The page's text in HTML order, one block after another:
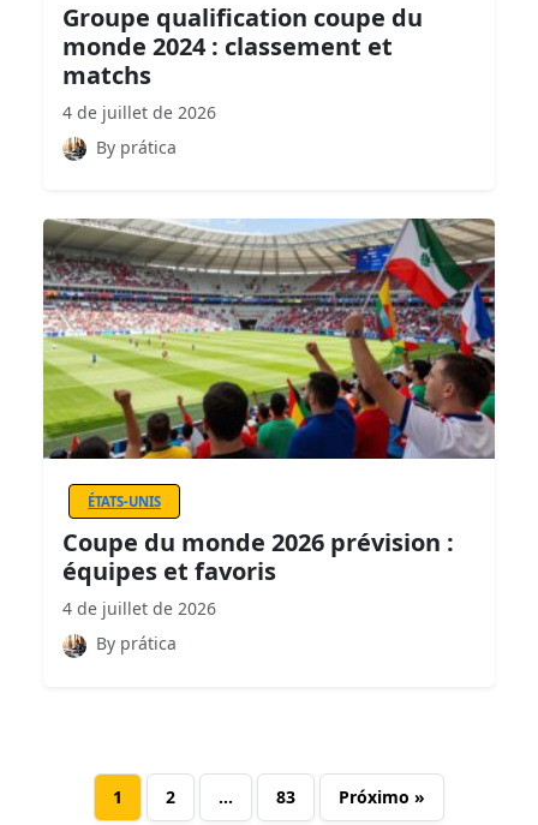
Groupe qualification coupe du
monde 2024 : classement et
matchs
4 de juillet de 2026
By prática
ÉTATS-UNIS
Coupe du monde 2026 prévision :
équipes et favoris
4 de juillet de 2026
By prática
1 2 … 83 Próximo »